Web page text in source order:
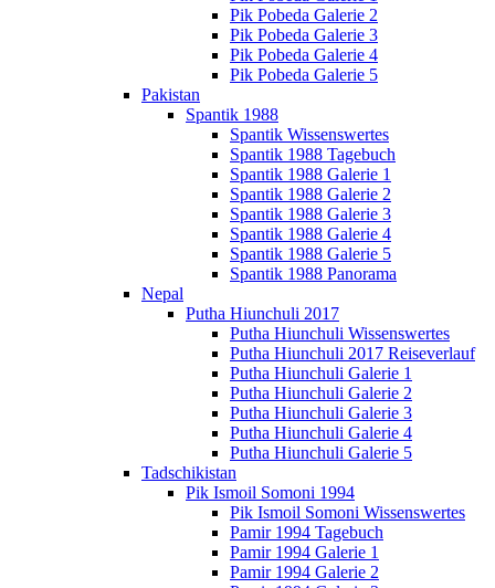
Pik Pobeda Galerie 2
Pik Pobeda Galerie 3
Pik Pobeda Galerie 4
Pik Pobeda Galerie 5
Pakistan
Spantik 1988
Spantik Wissenswertes
Spantik 1988 Tagebuch
Spantik 1988 Galerie 1
Spantik 1988 Galerie 2
Spantik 1988 Galerie 3
Spantik 1988 Galerie 4
Spantik 1988 Galerie 5
Spantik 1988 Panorama
Nepal
Putha Hiunchuli 2017
Putha Hiunchuli Wissenswertes
Putha Hiunchuli 2017 Reiseverlauf
Putha Hiunchuli Galerie 1
Putha Hiunchuli Galerie 2
Putha Hiunchuli Galerie 3
Putha Hiunchuli Galerie 4
Putha Hiunchuli Galerie 5
Tadschikistan
Pik Ismoil Somoni 1994
Pik Ismoil Somoni Wissenswertes
Pamir 1994 Tagebuch
Pamir 1994 Galerie 1
Pamir 1994 Galerie 2